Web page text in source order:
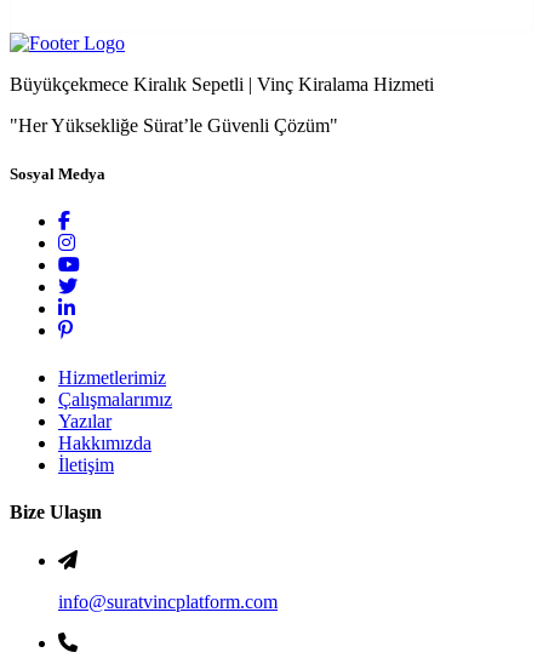
Büyükçekmece Kiralık Sepetli | Vinç Kiralama Hizmeti
"Her Yüksekliğe Sürat’le Güvenli Çözüm"
Sosyal Medya
Hizmetlerimiz
Çalışmalarımız
Yazılar
Hakkımızda
İletişim
Bize Ulaşın
info@suratvincplatform.com